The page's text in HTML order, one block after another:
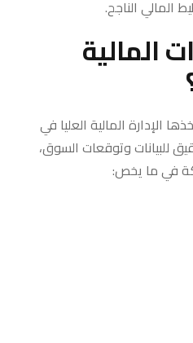
المالي الناجح.
المالية
الإدارة المالية العليا في
للبيانات وتوقعات السوق،
في ما يخص: